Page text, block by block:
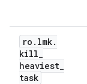
ro . lmk.
kill_
heaviest_
task